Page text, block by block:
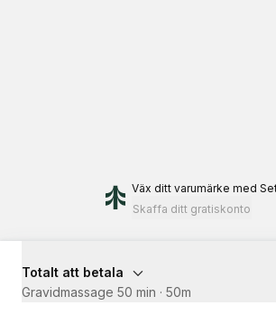
Väx ditt varumärke med
Skaffa ditt gratiskonto
Totalt att betala
Gravidmassage 50 min · 50m